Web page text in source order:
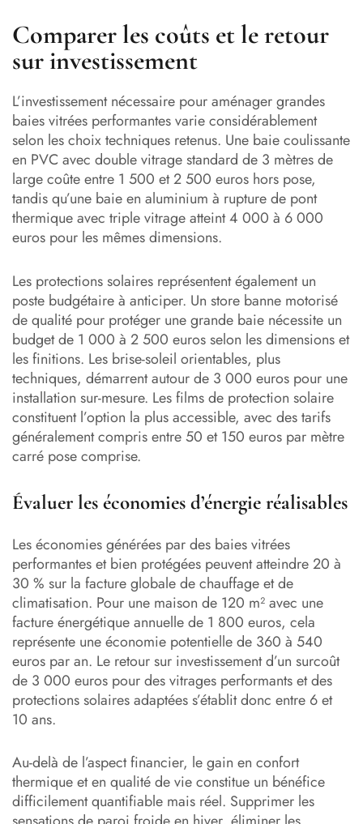
Comparer les coûts et le retour
sur investissement
L’investissement nécessaire pour aménager grandes
baies vitrées performantes varie considérablement
selon les choix techniques retenus. Une baie coulissante
en PVC avec double vitrage standard de 3 mètres de
large coûte entre 1 500 et 2 500 euros hors pose,
tandis qu’une baie en aluminium à rupture de pont
thermique avec triple vitrage atteint 4 000 à 6 000
euros pour les mêmes dimensions.
Les protections solaires représentent également un
poste budgétaire à anticiper. Un store banne motorisé
de qualité pour protéger une grande baie nécessite un
budget de 1 000 à 2 500 euros selon les dimensions et
les finitions. Les brise-soleil orientables, plus
techniques, démarrent autour de 3 000 euros pour une
installation sur-mesure. Les films de protection solaire
constituent l’option la plus accessible, avec des tarifs
généralement compris entre 50 et 150 euros par mètre
carré pose comprise.
Évaluer les économies d’énergie réalisables
Les économies générées par des baies vitrées
performantes et bien protégées peuvent atteindre 20 à
30 % sur la facture globale de chauffage et de
climatisation. Pour une maison de 120 m² avec une
facture énergétique annuelle de 1 800 euros, cela
représente une économie potentielle de 360 à 540
euros par an. Le retour sur investissement d’un surcoût
de 3 000 euros pour des vitrages performants et des
protections solaires adaptées s’établit donc entre 6 et
10 ans.
Au-delà de l’aspect financier, le gain en confort
thermique et en qualité de vie constitue un bénéfice
difficilement quantifiable mais réel. Supprimer les